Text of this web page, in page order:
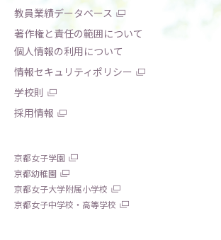
教員業績データベース
著作権と責任の範囲について
個人情報の利用について
情報セキュリティポリシー
学校則
採用情報
京都女子学園
京都幼稚園
京都女子大学附属小学校
京都女子中学校・高等学校